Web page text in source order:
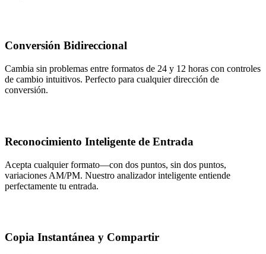
Conversión Bidireccional
Cambia sin problemas entre formatos de 24 y 12 horas con controles
de cambio intuitivos. Perfecto para cualquier dirección de
conversión.
Reconocimiento Inteligente de Entrada
Acepta cualquier formato—con dos puntos, sin dos puntos,
variaciones AM/PM. Nuestro analizador inteligente entiende
perfectamente tu entrada.
Copia Instantánea y Compartir